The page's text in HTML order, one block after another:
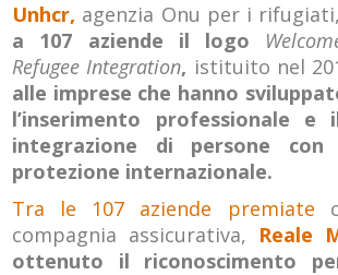
Unhcr, agenzia Onu per i rifugiati,
a 107 aziende il logo
Refugee Integration, istituito nel
alle imprese che hanno
l’inserimento professionale e
integrazione di persone
protezione internazionale.
Tra le 107 aziende premiate
compagnia assicurativa, Reale
ottenuto il riconoscimento